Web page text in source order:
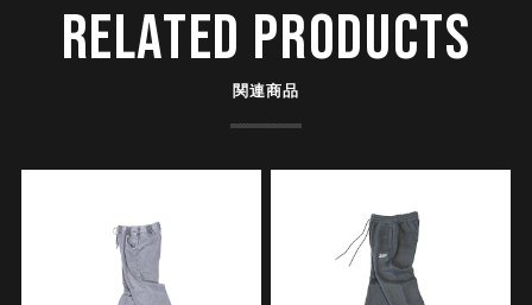
RELATED PRODUCTS
関連商品